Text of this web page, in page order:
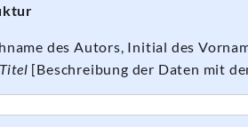
des Autors, Initial des
Titel [Beschreibung der Daten mit